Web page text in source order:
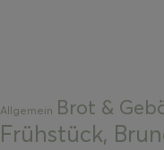
Allgemein Brot &
Frühstück,